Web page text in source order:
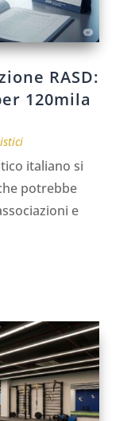
RASD:
120mila
italiano si
potrebbe
e